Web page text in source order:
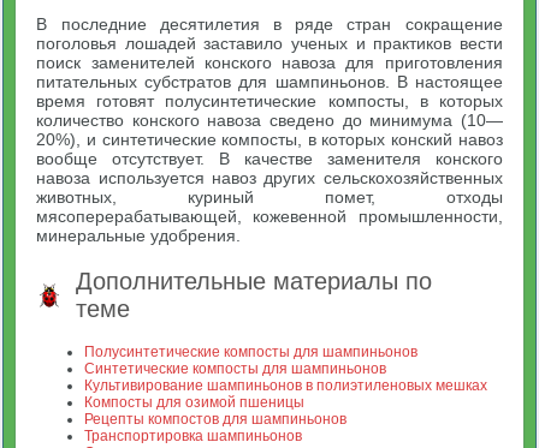
В последние десятилетия в ряде стран сокращение
поголовья лошадей заставило ученых и практиков вести
поиск заменителей конского навоза для приготовления
питательных субстратов для шампиньонов. В настоящее
время готовят полусинтетические компосты, в которых
количество конского навоза сведено до минимума (10—
20%), и синтетические компосты, в которых конский навоз
вообще отсутствует. В качестве заменителя конского
навоза используется навоз других сельскохозяйственных
животных, куриный помет, отходы
мясоперерабатывающей, кожевенной промышленности,
минеральные удобрения.
Дополнительные материалы по
теме
Полусинтетические компосты для шампиньонов
Синтетические компосты для шампиньонов
Культивирование шампиньонов в полиэтиленовых мешках
Компосты для озимой пшеницы
Рецепты компостов для шампиньонов
Транспортировка шампиньонов